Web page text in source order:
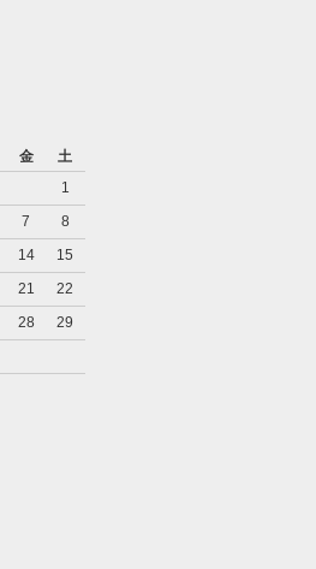
金
土
1
7
8
14
15
21
22
28
29